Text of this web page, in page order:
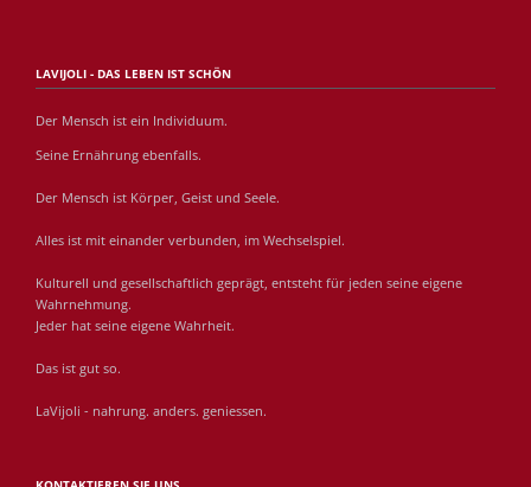
LAVIJOLI - DAS LEBEN IST SCHÖN
Der Mensch ist ein Individuum.
Seine Ernährung ebenfalls.
Der Mensch ist Körper, Geist und Seele.
Alles ist mit einander verbunden, im Wechselspiel.
Kulturell und gesellschaftlich geprägt, entsteht für jeden seine eigene
Wahrnehmung.
Jeder hat seine eigene Wahrheit.
Das ist gut so.
LaVijoli - nahrung. anders. geniessen.